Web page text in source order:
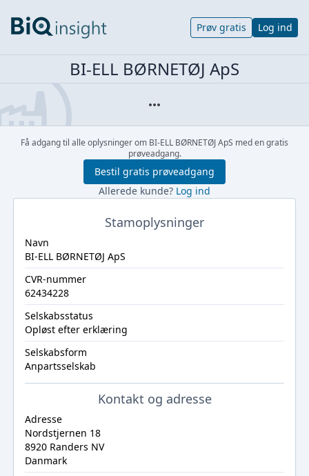
Prøv gratis Log ind
BI-ELL BØRNETØJ ApS
Få adgang til alle oplysninger om BI-ELL BØRNETØJ ApS med en gratis
prøveadgang.
Bestil gratis prøveadgang
Allerede kunde? Log ind
Stamoplysninger
Navn
BI-ELL BØRNETØJ ApS
CVR-nummer
62434228
Selskabsstatus
Opløst efter erklæring
Selskabsform
Anpartsselskab
Kontakt og adresse
Adresse
Nordstjernen 18
8920 Randers NV
Danmark